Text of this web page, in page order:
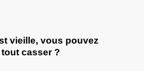
vieille, vous pouvez
casser ?